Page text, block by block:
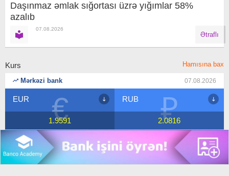
Daşınmaz əmlak sığortası üzrə yığımlar 58%
azalıb
07.08.2026
Ətraflı
Kurs Hamısına bax
Mərkəzi bank 07.08.2026
₽
2.0816 $